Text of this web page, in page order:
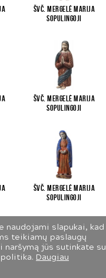
naudojami slapukai, kad
teikiamų paslaugų
naršymą jūs sutinkate su
Daugiau
Švč. Mergelė Marija
Sopulingoji
Švč. Mergelė Marija
Sopulingoji
Švč. Mergelė Marija
Sopulingoji